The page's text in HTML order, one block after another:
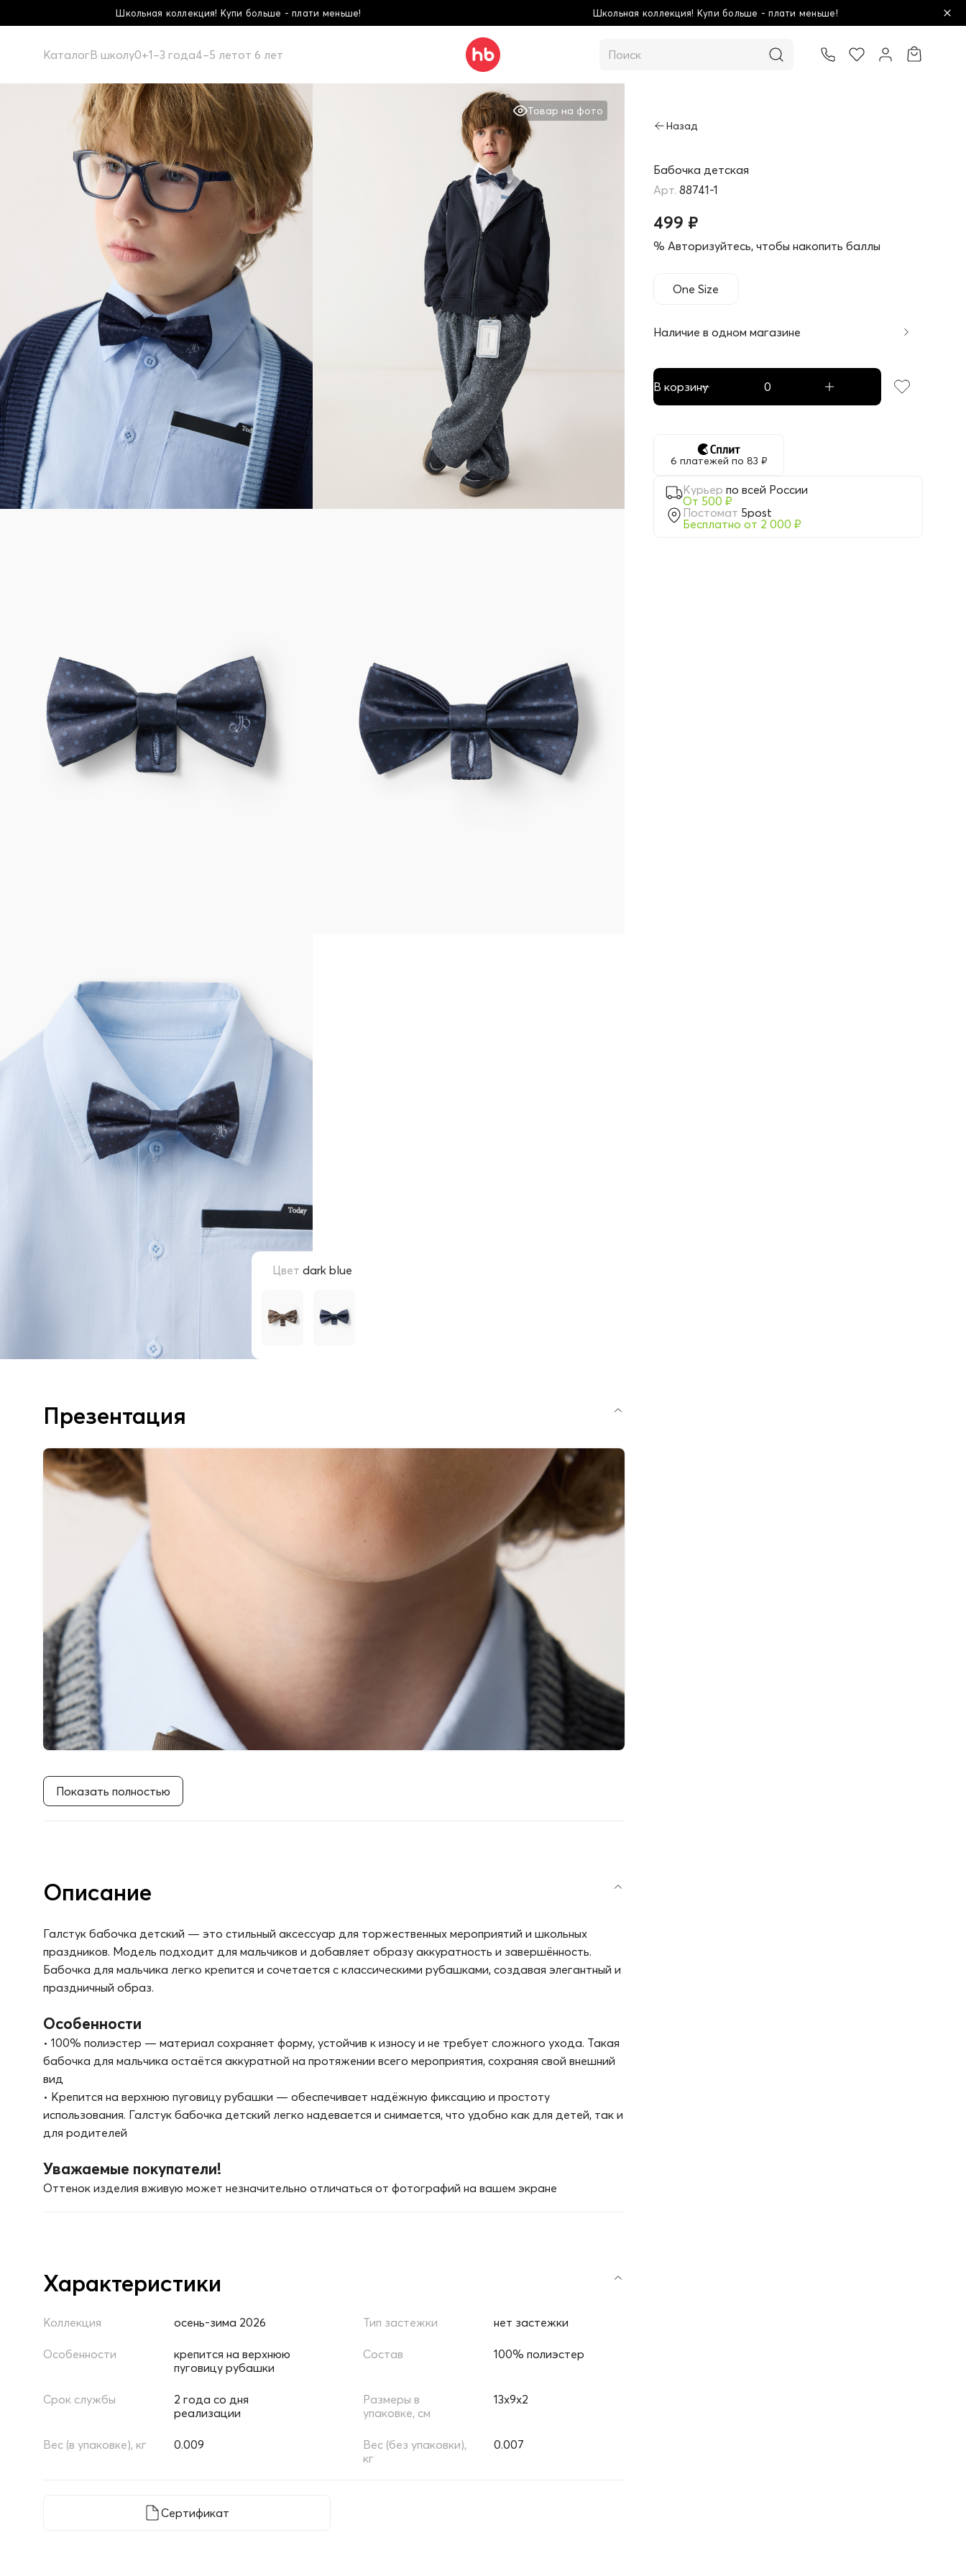
Купи больше - плати меньше! Школьная коллекция! Купи больше - плати меньше! Школьная
КаталогВ школу0+1–3 года4–5 летот 6 лет
Бабочка детская
88741-1
499 ₽
% Авторизуйтесь, чтобы накопить баллы
One Size
Наличие в одном магазине
В корзину
6 платежей по 83 ₽
Курьер по всей России
От 500 ₽
Постомат 5post
Бесплатно от 2 000 ₽
Товар на фото
Цвет dark blue
Презентация
Показать полностью
Описание
Галстук бабочка детский — это стильный аксессуар для торжественных мероприятий и школьных
праздников. Модель подходит для мальчиков и добавляет образу аккуратность и завершённость.
Бабочка для мальчика легко крепится и сочетается с классическими рубашками, создавая элегантный и
праздничный образ.
Особенности
• 100% полиэстер — материал сохраняет форму, устойчив к износу и не требует сложного ухода. Такая
бабочка для мальчика остаётся аккуратной на протяжении всего мероприятия, сохраняя свой внешний
вид
• Крепится на верхнюю пуговицу рубашки — обеспечивает надёжную фиксацию и простоту
использования. Галстук бабочка детский легко надевается и снимается, что удобно как для детей, так и
для родителей
Уважаемые покупатели!
Оттенок изделия вживую может незначительно отличаться от фотографий на вашем экране
Характеристики
Коллекция осень-зима 2026 Тип застежки нет застежки
Особенности
крепится на верхнюю
пуговицу рубашки
Состав 100% полиэстер
Срок службы
2 года со дня
реализации
Размеры в
упаковке, см
13х9х2
Вес (в упаковке), кг 0.009
Вес (без упаковки),
кг
0.007
Сертификат
Товар добавлен в корзину